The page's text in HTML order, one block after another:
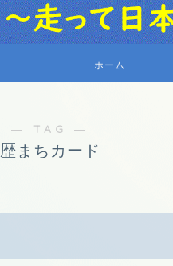
ホーム
― TAG ―
歴まちカード